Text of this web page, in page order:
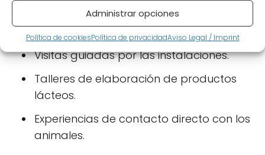
Administrar opciones
Política de cookiesPolítica de privacidadAviso Legal / Imprint
Visitas guiadas por las instalaciones.
Talleres de elaboración de productos
lácteos.
Experiencias de contacto directo con los
animales.